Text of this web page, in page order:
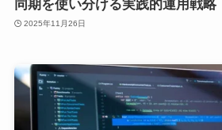
同期を使い分ける実践的運用戦略
2025年11月26日